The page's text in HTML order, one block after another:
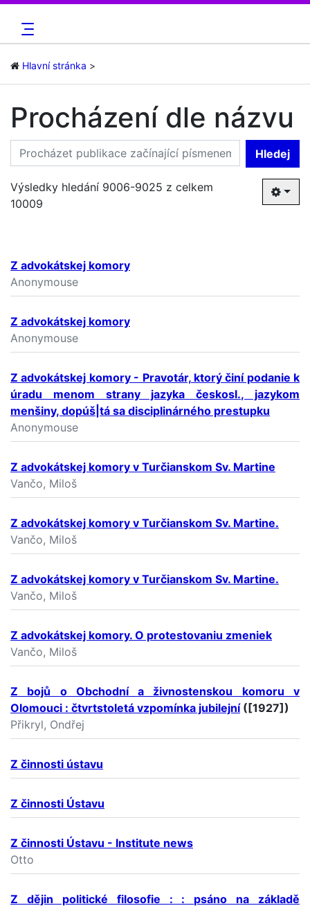
Hlavní stránka
Procházení dle názvu
Hledej
Výsledky hledání 9006-9025 z celkem
10009
Z advokátskej komory
Anonymouse
Z advokátskej komory
Anonymouse
Z advokátskej komory - Pravotár, ktorý činí podanie k
úradu menom strany jazyka českosl., jazykom
menšiny, dopúš|tá sa disciplinárného prestupku
Anonymouse
Z advokátskej komory v Turčianskom Sv. Martine
Vančo, Miloš
Z advokátskej komory v Turčianskom Sv. Martine.
Vančo, Miloš
Z advokátskej komory v Turčianskom Sv. Martine.
Vančo, Miloš
Z advokátskej komory. O protestovaniu zmeniek
Vančo, Miloš
Z bojů o Obchodní a živnostenskou komoru v
Olomouci : čtvrtstoletá vzpomínka jubilejní([1927])
Přikryl, Ondřej
Z činnosti ústavu
Z činnosti Ústavu
Z činnosti Ústavu - Institute news
Otto
Z dějin politické filosofie : : psáno na základě